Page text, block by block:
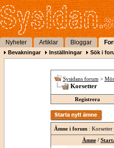
Nyheter Artiklar Bloggar
Bevakningar Inställningar Sök i
Sysidans forum >
Korsetter
Registrera
Ämne i forum: Korsetter
Ämne/